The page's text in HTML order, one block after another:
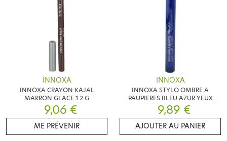
INNOXA
INNOXA CRAYON KAJAL
MARRON GLACE 1.2 G
9,06 €
ME PRÉVENIR
INNOXA
INNOXA STYLO OMBRE A
PAUPIERES BLEU AZUR YEUX
SENSIBLES 1.4G
9,89 €
AJOUTER AU PANIER